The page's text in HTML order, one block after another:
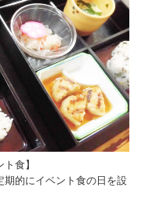
食】
的にイベント食の日を設